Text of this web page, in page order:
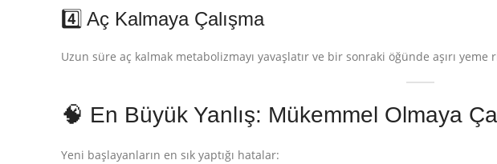
4️⃣ Aç Kalmaya Çalışma
Uzun süre aç kalmak metabolizmayı yavaşlatır ve bir sonraki öğünde aşırı yeme
🧠 En Büyük Yanlış: Mükemmel Olmaya
Yeni başlayanların en sık yaptığı hatalar: